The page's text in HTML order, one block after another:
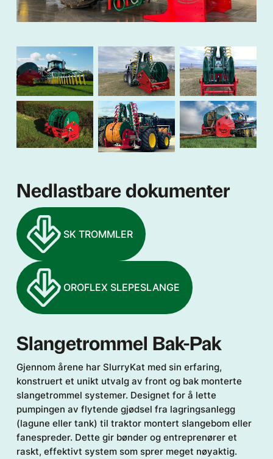
Nedlastbare dokumenter
SK TROMMLER
OROFLEX SLEPESLANGE
Slangetrommel Bak-Pak
Gjennom årene har SlurryKat med sin erfaring,
konstruert et unikt utvalg av front og bak monterte
slangetrommel systemer. Designet for å lette
pumpingen av flytende gjødsel fra lagringsanlegg
(lagune eller tank) til traktor montert slangebom eller
fanespreder. Dette gir bønder og entreprenører et
raskt, effektivt system som sprer meget nøyaktig.